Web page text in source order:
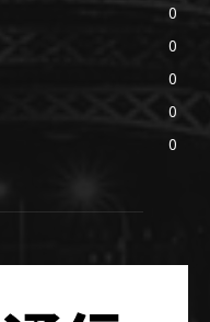
0
0
0
0
0